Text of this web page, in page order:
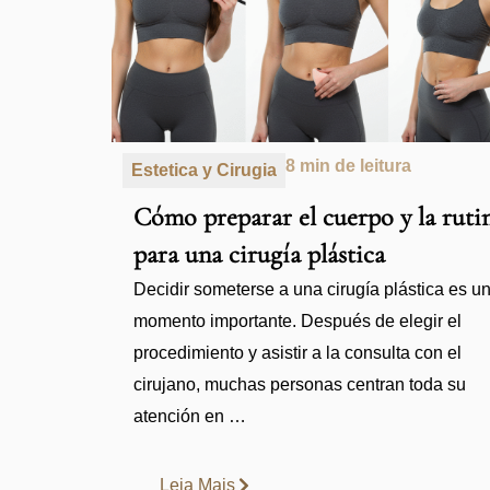
Estetica y Cirugia 8 min de leitura
Cómo preparar el cuerpo y la
para una cirugía plástica
Decidir someterse a una cirugía plástica es un
momento importante. Después de elegir el
procedimiento y asistir a la consulta con el
cirujano, muchas personas centran toda su
atención en …
Leia Mais